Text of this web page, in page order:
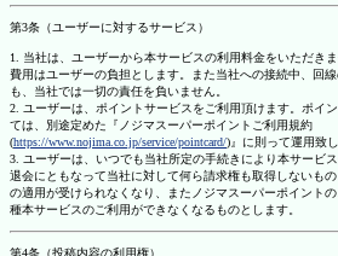
第3条（ユーザーに対するサービス）
1. 当社は、ユーザーから本サービスの利用料金をいただき
費用はユーザーの負担とします。また当社への接続中、回
も、当社では一切の責任を負いません。
2. ユーザーは、ポイントサービスをご利用頂けます。ポイ
ては、別途定めた『ノジマスーパーポイントご利用規約
(https://www.nojima.co.jp/service/pointcard/)』に則って運用致し
3. ユーザーは、いつでも当社所定の手続きにより本サービ
退会にともなって当社に対して何ら請求権も取得しないも
の適用が受けられなくなり、またノジマスーパーポイント
種本サービスのご利用ができなくなるものとします。
第4条（投稿内容の利用権）